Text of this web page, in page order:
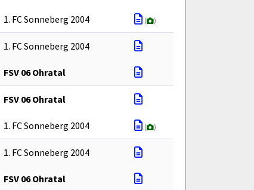
1. FC Sonneberg 2004 ( )
1. FC Sonneberg 2004
FSV 06 Ohratal
FSV 06 Ohratal
1. FC Sonneberg 2004 ( )
1. FC Sonneberg 2004
FSV 06 Ohratal